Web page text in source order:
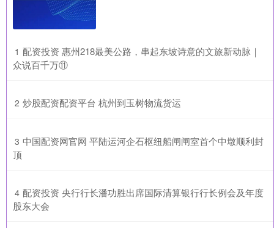
1 ​配资投资 惠州218最美公路，串起东坡诗意的文旅新动脉｜
众说百千万⑪
2 ​炒股配资配资平台 杭州到玉树物流货运
3 ​中国配资网官网 平陆运河企石枢纽船闸闸室首个中墩顺利封
顶
4 ​配资投资 央行行长潘功胜出席国际清算银行行长例会及年度
股东大会